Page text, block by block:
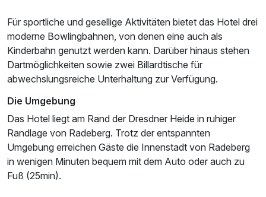
Für 8 Tage p.P. ab538,20 €
Für sportliche und gesellige Aktivitäten bietet das Hotel drei
moderne Bowlingbahnen, von denen eine auch als
Kinderbahn genutzt werden kann. Darüber hinaus stehen
Dartmöglichkeiten sowie zwei Billardtische für
abwechslungsreiche Unterhaltung zur Verfügung.
Die Umgebung
Das Hotel liegt am Rand der Dresdner Heide in ruhiger
Randlage von Radeberg. Trotz der entspannten
Umgebung erreichen Gäste die Innenstadt von Radeberg
in wenigen Minuten bequem mit dem Auto oder auch zu
Fuß (25min).